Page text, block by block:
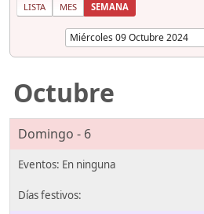
LISTA MES SEMANA
Octubre
Domingo - 6